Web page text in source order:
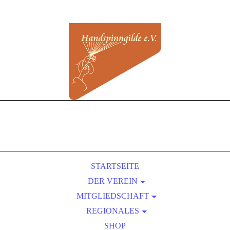
STARTSEITE
DER VEREIN
ÜBER UNS
SATZUNG
PRESSEBEREICH
MITGLIEDSCHAFT
BEITRITT
VORTEILE EINER MITGLIEDSCHAFT
REGIONALES
KURSLEITER-VERZEICHNIS
SHOP